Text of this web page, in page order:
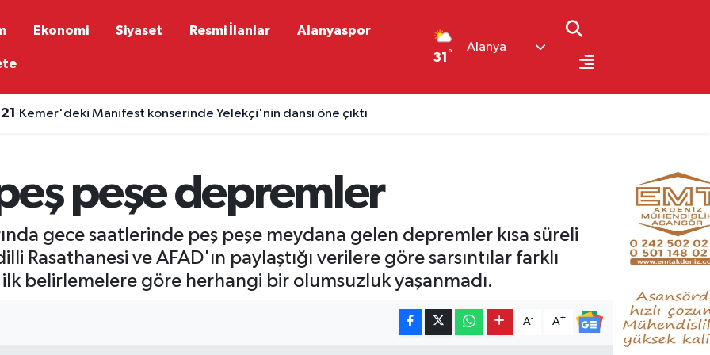
Ekonomi Siyaset Resmi İlanlar Alanyaspor
31 °
Alanya
Kemer'deki Manifest konserinde Yelekçi'nin dansı öne çıktı
peşe depremler
gece saatlerinde peş peşe meydana gelen depremler kısa süreli
Rasathanesi ve AFAD'ın paylaştığı verilere göre sarsıntılar farklı
belirlemelere göre herhangi bir olumsuzluk yaşanmadı.
A- A+